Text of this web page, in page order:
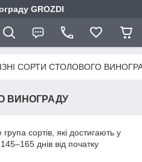
GROZDI
СОРТИ СТОЛОВОГО
ВИНОГРАДУ
сортів, які достигають у
днів від початку